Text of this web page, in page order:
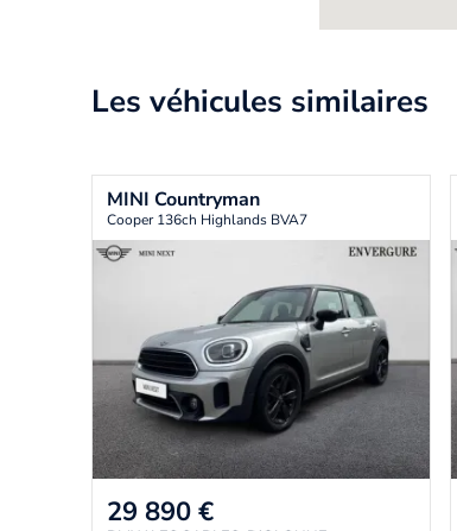
Les véhicules similaires
MINI Countryman
Cooper 136ch Highlands BVA7
29 890 €